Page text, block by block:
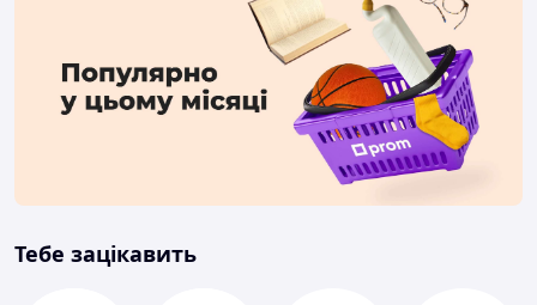
Тебе зацікавить